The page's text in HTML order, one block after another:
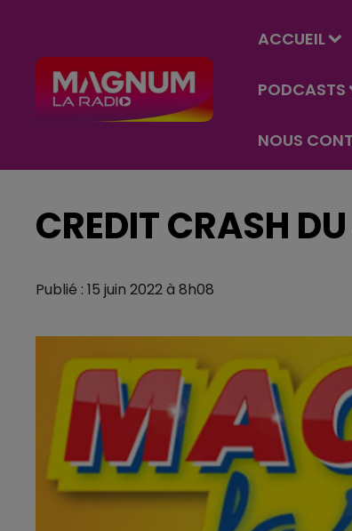
ACCUEIL
PODCASTS
NOUS
CREDIT CRASH
Publié : 15 juin 2022 à 8h08